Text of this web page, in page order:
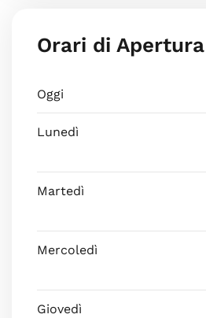
Orari di Apertura
Oggi
Lunedì
Martedì
Mercoledì
Giovedì